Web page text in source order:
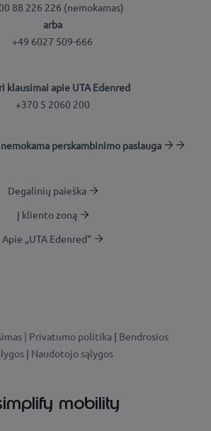
88 226 226 (nemokamas)
arba
+49 6027 509-666
klausimai apie UTA Edenred
+370 5 2060 200
perskambinimo paslauga
Degalinių paieška
Į kliento zoną
Apie „UTA Edenred“
| Privatumo politika | Bendrosios
| Naudotojo sąlygos
mobility